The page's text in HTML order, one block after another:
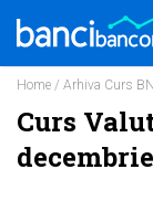
Home / Arhiva Curs
Curs